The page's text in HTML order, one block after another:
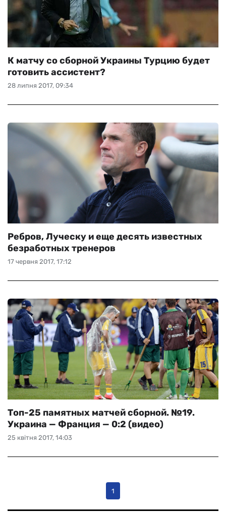
28 липня 2017, 09:34
К матчу со сборной Украины Турцию будет
готовить ассистент?
17 червня 2017, 17:12
Ребров, Луческу и еще десять известных
безработных тренеров
25 квітня 2017, 14:03
Топ-25 памятных матчей сборной. №19.
Украина — Франция — 0:2 (видео)
1